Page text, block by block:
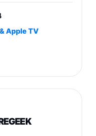
(33-45-78
et port USB
S26 Ultra
Tiers)
S26+ Violet
Apple TV